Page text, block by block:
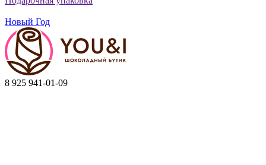
Новый Год
8 925 941-01-09